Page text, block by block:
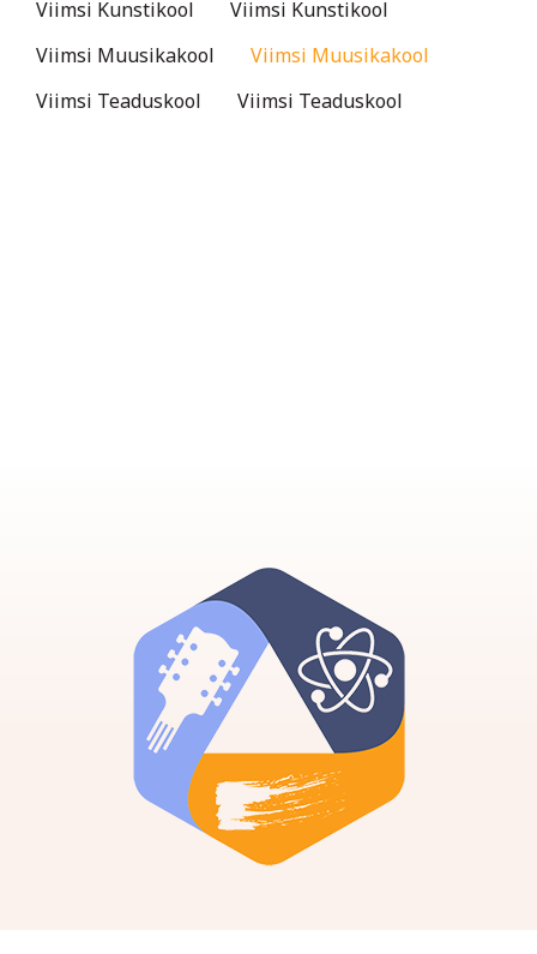
Viimsi Kunstikool
Viimsi Kunstikool
Viimsi Muusikakool
Viimsi Muusikakool
Viimsi Teaduskool
Viimsi Teaduskool